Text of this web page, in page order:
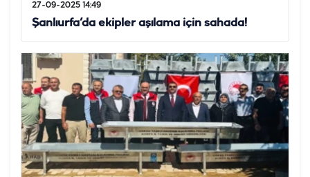
27-09-2025 14:49
Şanlıurfa’da ekipler aşılama için sahada!